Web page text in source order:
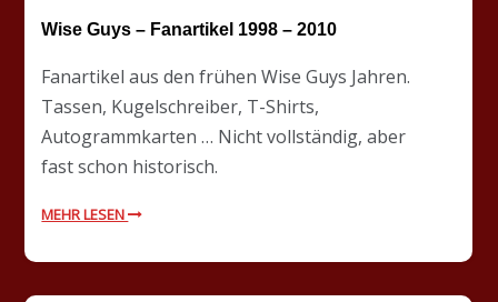
Wise Guys – Fanartikel 1998 – 2010
Fanartikel aus den frühen Wise Guys Jahren.
Tassen, Kugelschreiber, T-Shirts,
Autogrammkarten … Nicht vollständig, aber
fast schon historisch.
MEHR LESEN